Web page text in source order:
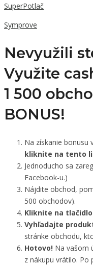
SuperPotlač
Symprove
Nevyužili
Využite
1 500
BONUS!
Na získanie bonusu
kliknite na tento
Jednoducho sa
Facebook-u.)
Nájdite obchod,
500 obchodov).
Kliknite na
Vyhľadajte
stránke obchodu,
Hotovo! Na vašom
z nákupu vrátilo. Po